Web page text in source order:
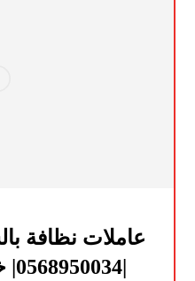
عاملات نظافة
|0568950034| خادمات بالساعة